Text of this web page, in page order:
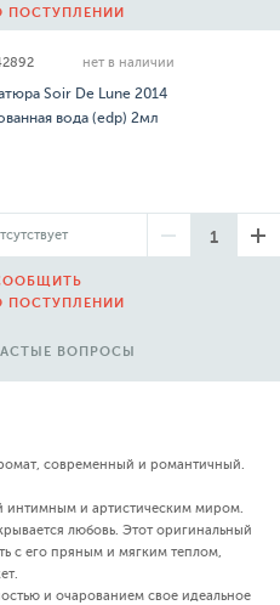
ПОСТУПЛЕНИИ
нет в наличии
Soir De Lune 2014
вода (edp) 2мл
ПОСТУПЛЕНИИ
ВОПРОСЫ
современный и романтичный.
интимным и артистическим миром.
любовь. Этот оригинальный
с его пряным и мягким теплом,
и очарованием свое идеальное